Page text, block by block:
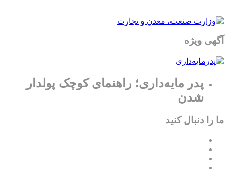
آگهی ویژه
پدر مایه‌داری؛ راهنمای کوچک پولدار
شدن
ما را دنبال کنید